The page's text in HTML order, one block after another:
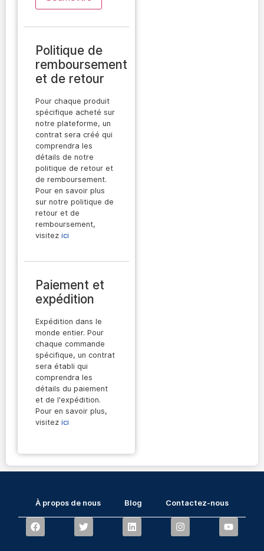
Politique de
remboursement
et de retour
Pour chaque produit
spécifique acheté sur
notre plateforme, un
contrat sera créé qui
comprendra les
détails de notre
politique de retour et
de remboursement.
Pour en savoir plus
sur notre politique de
retour et de
remboursement,
visitez ici
Paiement et
expédition
Expédition dans le
monde entier. Pour
chaque commande
spécifique, un contrat
sera établi qui
comprendra les
détails du paiement
et de l'expédition.
Pour en savoir plus,
visitez ici
À propos de nous Blog Contactez-nous